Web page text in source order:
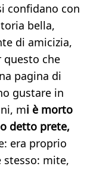
confidano con
bella,
di amicizia,
questo che
pagina di
gustare in
mi è morto
detto prete,
era proprio
stesso: mite,